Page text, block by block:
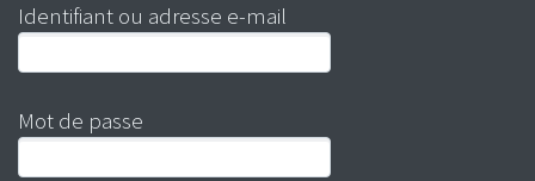
Identifiant ou adresse e-mail
Mot de passe